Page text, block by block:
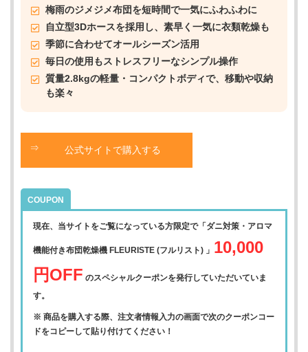
梅雨のジメジメ布団を短時間で一気にふわふわに
自立型3Dホースを採用し、素早く一気に衣類乾燥も
季節に合わせてオールシーズン活用
毎日の使用もストレスフリーなシンプル操作
質量2.8kgの軽量・コンパクトボディで、移動や収納
も楽々
公式サイトで購入する
COUPON
現在、当サイトをご覧になっている方限定で「ダニ対策・アロマ
機能付き布団乾燥機 FLEURISTE (フルリスト) 」 10,000
円OFF のスペシャルクーポンを発行していただいていま
す。
※ 商品を購入する際、注文者情報入力の画面で次のクーポンコー
ドをコピーして貼り付けてください！